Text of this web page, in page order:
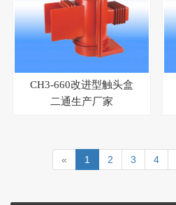
CH3-660改进型触头盒
二通生产厂家
« 1 2 3 4